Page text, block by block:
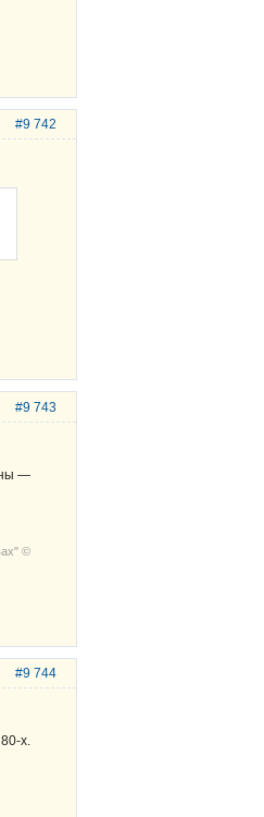
#9 742
#9 743
—
©
#9 744
х.